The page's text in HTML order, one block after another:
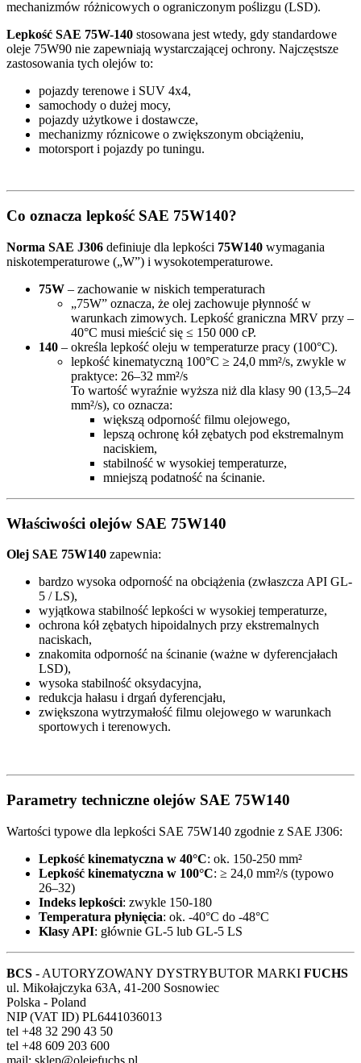
mechanizmów różnicowych o ograniczonym poślizgu (LSD).
Lepkość SAE 75W-140 stosowana jest wtedy, gdy standardowe
oleje 75W90 nie zapewniają wystarczającej ochrony. Najczęstsze
zastosowania tych olejów to:
pojazdy terenowe i SUV 4x4,
samochody o dużej mocy,
pojazdy użytkowe i dostawcze,
mechanizmy róznicowe o zwiększonym obciążeniu,
motorsport i pojazdy po tuningu.
Co oznacza lepkość SAE 75W140?
Norma SAE J306 definiuje dla lepkości 75W140 wymagania
niskotemperaturowe („W”) i wysokotemperaturowe.
75W – zachowanie w niskich temperaturach
„75W” oznacza, że olej zachowuje płynność w
warunkach zimowych. Lepkość graniczna MRV przy –
40°C musi mieścić się ≤ 150 000 cP.
140 – określa lepkość oleju w temperaturze pracy (100°C).
lepkość kinematyczną 100°C ≥ 24,0 mm²/s, zwykle w
praktyce: 26–32 mm²/s
To wartość wyraźnie wyższa niż dla klasy 90 (13,5–24
mm²/s), co oznacza:
większą odporność filmu olejowego,
lepszą ochronę kół zębatych pod ekstremalnym
naciskiem,
stabilność w wysokiej temperaturze,
mniejszą podatność na ścinanie.
Właściwości olejów SAE 75W140
Olej SAE 75W140 zapewnia:
bardzo wysoka odporność na obciążenia (zwłaszcza API GL-
5 / LS),
wyjątkowa stabilność lepkości w wysokiej temperaturze,
ochrona kół zębatych hipoidalnych przy ekstremalnych
naciskach,
znakomita odporność na ścinanie (ważne w dyferencjałach
LSD),
wysoka stabilność oksydacyjna,
redukcja hałasu i drgań dyferencjału,
zwiększona wytrzymałość filmu olejowego w warunkach
sportowych i terenowych.
Parametry techniczne olejów SAE 75W140
Wartości typowe dla lepkości SAE 75W140 zgodnie z SAE J306:
Lepkość kinematyczna w 40°C: ok. 150-250 mm²
Lepkość kinematyczna w 100°C: ≥ 24,0 mm²/s (typowo
26–32)
Indeks lepkości: zwykle 150-180
Temperatura płynięcia: ok. -40°C do -48°C
Klasy API: głównie GL-5 lub GL-5 LS
BCS - AUTORYZOWANY DYSTRYBUTOR MARKI FUCHS
ul. Mikołajczyka 63A, 41-200 Sosnowiec
Polska - Poland
NIP (VAT ID) PL6441036013
tel +48 32 290 43 50
tel +48 609 203 600
mail: sklep@olejefuchs.pl